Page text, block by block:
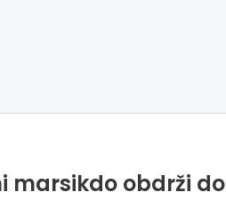
marsikdo obdrži do